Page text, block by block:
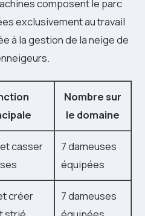
composent le parc
exclusivement au travail
à la gestion de la neige de
Nombre sur
le domaine
casser
7 dameuses
équipées
créer
7 dameuses